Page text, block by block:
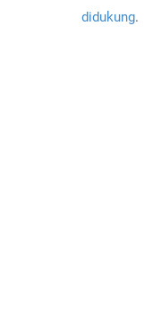
didukung.